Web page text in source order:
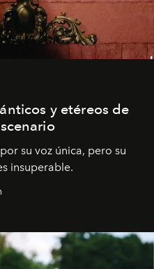
y etéreos de
su voz única, pero su
insuperable.